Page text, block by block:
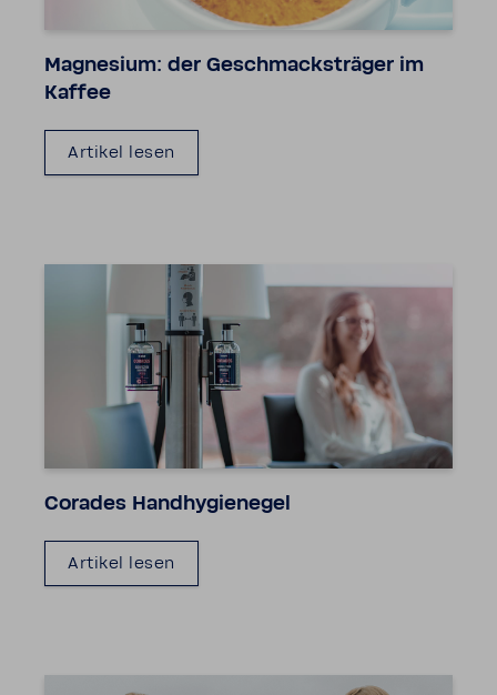
Magne­sium: der Geschmacks­träger im
Kaffee
Artikel lesen
Corades Hand­hy­gie­negel
Artikel lesen